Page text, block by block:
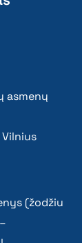
asmenų
Vilnius
(žodžiu